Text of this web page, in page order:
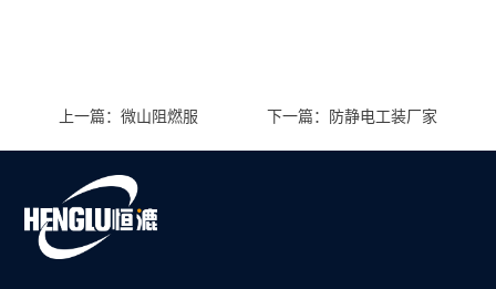
上一篇：微山阻燃服 下一篇：防静电工装厂家